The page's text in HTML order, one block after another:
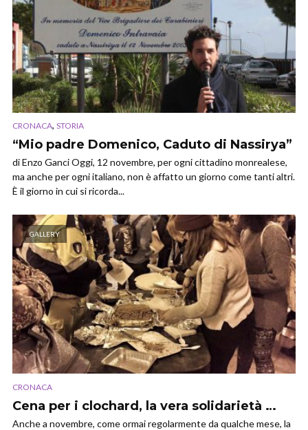
CRONACA, STORIA
“Mio padre Domenico, Caduto di Nassirya”
di Enzo Ganci Oggi, 12 novembre, per ogni cittadino monrealese,
ma anche per ogni italiano, non è affatto un giorno come tanti altri.
È il giorno in cui si ricorda...
GALLERY
CRONACA
Cena per i clochard, la vera solidarietà …
Anche a novembre, come ormai regolarmente da qualche mese, la